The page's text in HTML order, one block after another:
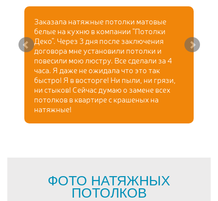
Заказала натяжные потолки матовые
белые на кухню в компании “Потолки
Деко”. Через 3 дня после заключения
договора мне установили потолки и
повесили мою люстру. Все сделали за 4
часа. Я даже не ожидала что это так
быстро! Я в восторге! Ни пыли, ни грязи,
ни стыков! Сейчас думаю о замене всех
потолков в квартире с крашеных на
натяжные!
ФОТО НАТЯЖНЫХ
ПОТОЛКОВ